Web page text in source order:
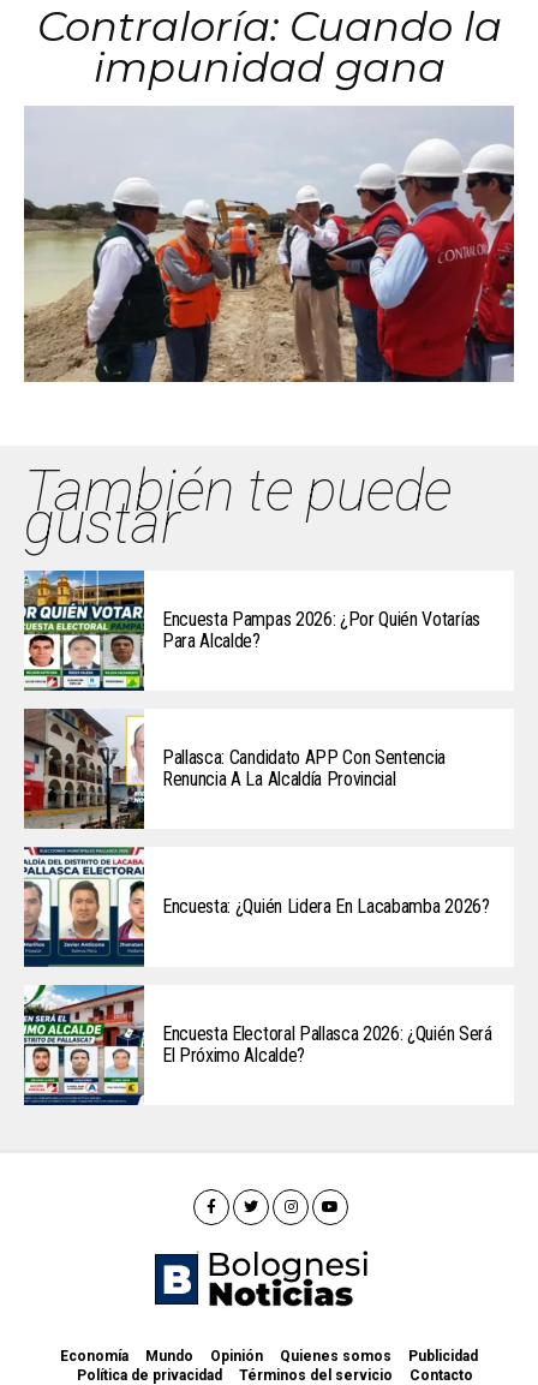
Contraloría: Cuando la
impunidad gana
También te puede
gustar
Encuesta Pampas 2026: ¿Por Quién Votarías
Para Alcalde?
Pallasca: Candidato APP Con Sentencia
Renuncia A La Alcaldía Provincial
Encuesta: ¿Quién Lidera En Lacabamba 2026?
Encuesta Electoral Pallasca 2026: ¿Quién Será
El Próximo Alcalde?
Economía Mundo Opinión Quienes somos
Publicidad
Política de privacidad
Términos del servicio Contacto